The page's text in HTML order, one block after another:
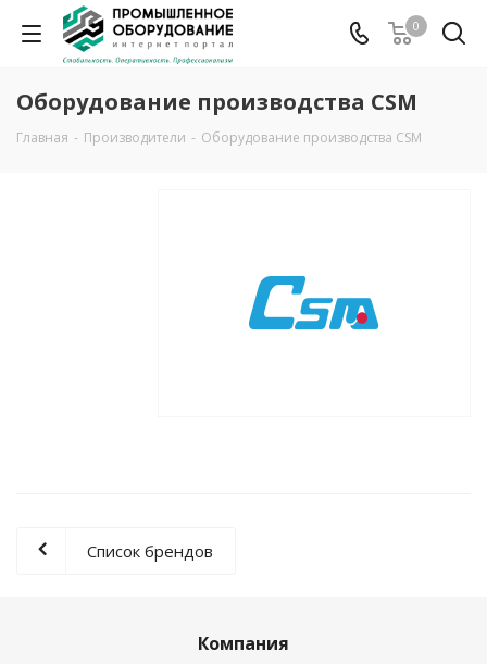
0
Оборудование производства CSM
Главная - Производители - Оборудование производства CSM
Список брендов
Компания